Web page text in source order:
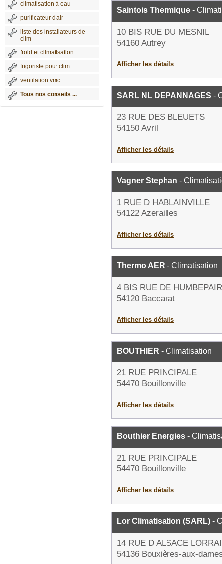
climatisation à eau
purificateur d'air
liste des installateurs de
clim
froid et climatisation
frigoriste pour clim
ventilation vmc
Tous nos conseils ...
Saintois Thermique -
10 BIS RUE DU MESNIL
54160 Autrey
Afficher les détails
SARL NL DEPANNAGES -
23 RUE DES BLEUETS
54150 Avril
Afficher les détails
Vagner Stephan -
1 RUE D HABLAINVILLE
54122 Azerailles
Afficher les détails
Thermo AER - Climatisation
4 BIS RUE DE
54120 Baccarat
Afficher les détails
BOUTHIER - Climatisation
21 RUE PRINCIPALE
54470 Bouillonville
Afficher les détails
Bouthier Energies -
21 RUE PRINCIPALE
54470 Bouillonville
Afficher les détails
Lor Climatisation (SARL) -
14 RUE D ALSACE
54136 Bouxières-aux-